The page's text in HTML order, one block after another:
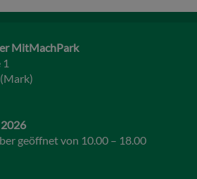
MitMachPark
geöffnet von 10.00 – 18.00